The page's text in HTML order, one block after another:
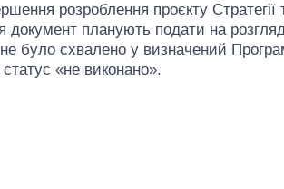
розроблення проєкту
документ планують подати на
було схвалено у визначений
«не виконано».